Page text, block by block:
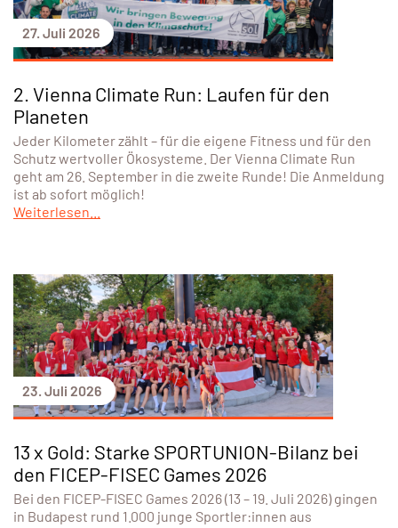
27. Juli 2026
2. Vienna Climate Run: Laufen für den
Planeten
Jeder Kilometer zählt – für die eigene Fitness und für den
Schutz wertvoller Ökosysteme. Der Vienna Climate Run
geht am 26. September in die zweite Runde! Die Anmeldung
ist ab sofort möglich!
Weiterlesen...
23. Juli 2026
13 x Gold: Starke SPORTUNION-Bilanz bei
den FICEP-FISEC Games 2026
Bei den FICEP-FISEC Games 2026 (13 – 19. Juli 2026) gingen
in Budapest rund 1.000 junge Sportler:innen aus